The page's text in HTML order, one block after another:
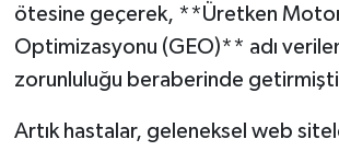
ötesine geçerek, **Üretken
Optimizasyonu (GEO)** adı
zorunluluğu beraberinde
Artık hastalar, geleneksel web